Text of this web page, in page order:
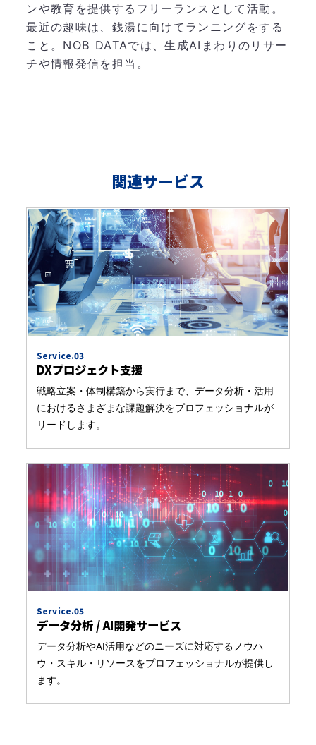
ンや教育を提供するフリーランスとして活動。
最近の趣味は、銭湯に向けてランニングをする
こと。NOB DATAでは、生成AIまわりのリサー
チや情報発信を担当。
関連サービス
Service.03
DXプロジェクト支援
戦略立案・体制構築から実行まで、データ分析・活用
におけるさまざまな課題解決をプロフェッショナルが
リードします。
Service.05
データ分析 / AI開発サービス
データ分析やAI活用などのニーズに対応するノウハ
ウ・スキル・リソースをプロフェッショナルが提供し
ます。